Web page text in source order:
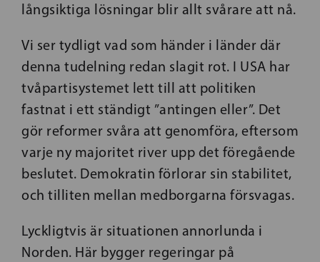
långsiktiga lösningar blir allt svårare att nå.
Vi ser tydligt vad som händer i länder där
denna tudelning redan slagit rot. I USA har
tvåpartisystemet lett till att politiken
fastnat i ett ständigt ”antingen eller”. Det
gör reformer svåra att genomföra, eftersom
varje ny majoritet river upp det föregående
beslutet. Demokratin förlorar sin stabilitet,
och tilliten mellan medborgarna försvagas.
Lyckligtvis är situationen annorlunda i
Norden. Här bygger regeringar på